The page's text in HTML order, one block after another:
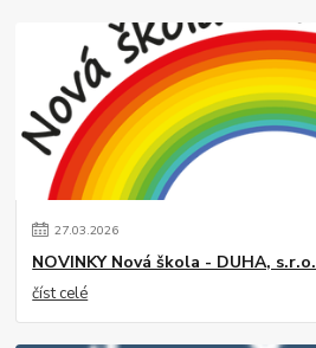
27.03.2026
NOVINKY Nová škola - DUHA, s.r.o.
číst celé